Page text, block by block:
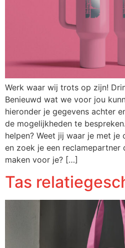
Werk waar wij trots op zijn!
Benieuwd wat we voor jou
hieronder je gegevens achter
de mogelijkheden te
helpen? Weet jij waar je met
en zoek je een reclamepartner
maken voor je? […]
Tas